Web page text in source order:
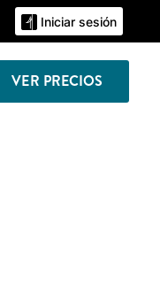
Iniciar sesión
VER PRECIOS